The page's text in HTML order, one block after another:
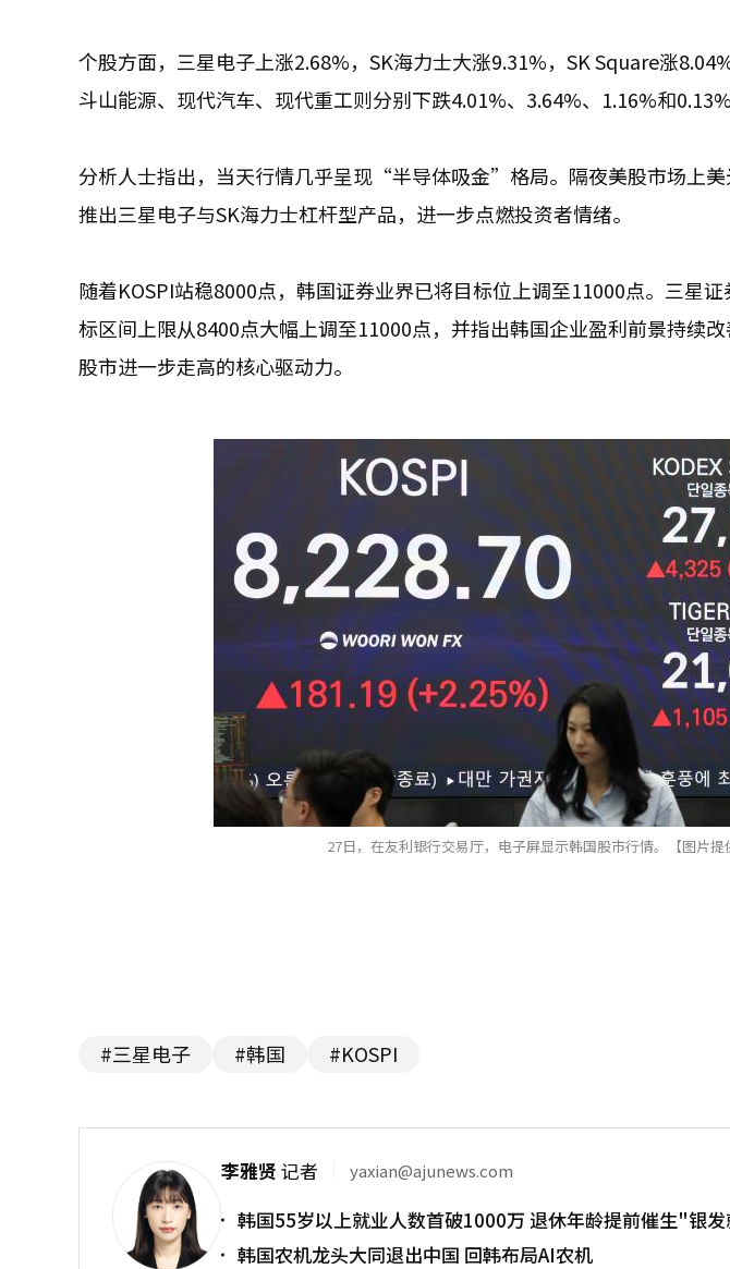
个股方面，三星电子上涨2.68%，SK海力士大涨9.31%，SK Square涨
斗山能源、现代汽车、现代重工则分别下跌4.01%、3.64%、1.16%和0.13%
分析人士指出，当天行情几乎呈现“半导体吸金”格局。隔夜美股市场上
推出三星电子与SK海力士杠杆型产品，进一步点燃投资者情绪。
随着KOSPI站稳8000点，韩国证券业界已将目标位上调至11000点。三星
标区间上限从8400点大幅上调至11000点，并指出韩国企业盈利前景持续
股市进一步走高的核心驱动力。
27日，在友利银行交易厅，电子屏显示韩国股市行情。【图片提
#三星电子 #韩国 #KOSPI
李雅贤 记者 yaxian@ajunews.com
韩国55岁以上就业人数首破1000万 退休年龄提前催生"银
韩国农机龙头大同退出中国 回韩布局AI农机